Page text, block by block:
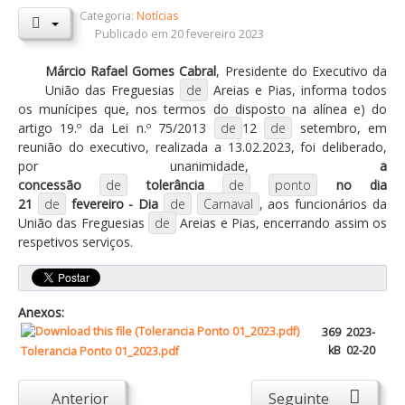
Orçamentos / PPI / PPA
Prestação de Contas
DESTAQUES
Eventos
Notícias
Sondagens
ZêzereTV
SERVIÇOS
A Minha Rua
Abastecimento de Água
Roturas e Leituras
Qualidade da Água
Categoria:Notícias
Publicado em 20 fevereiro 2023
Márcio Rafael Gomes Cabral, Presidente do Executivo da
União das Freguesias
de
Areias e Pias, informa todos
os munícipes que, nos termos do disposto na alínea e) do
artigo 19.º da Lei n.º 75/2013
de 12 de
setembro, em
reunião do executivo, realizada a 13.02.2023, foi deliberado,
por unanimidade, a
concessão
de tolerância de ponto
no dia
21
de fevereiro - Dia de Carnaval , aos funcionários da
União das Freguesias
de
Areias e Pias, encerrando assim os
respetivos serviços.
Anexos:
Tolerancia Ponto 01_2023.pdf
369
kB
2023-
02-20
Anterior Seguinte